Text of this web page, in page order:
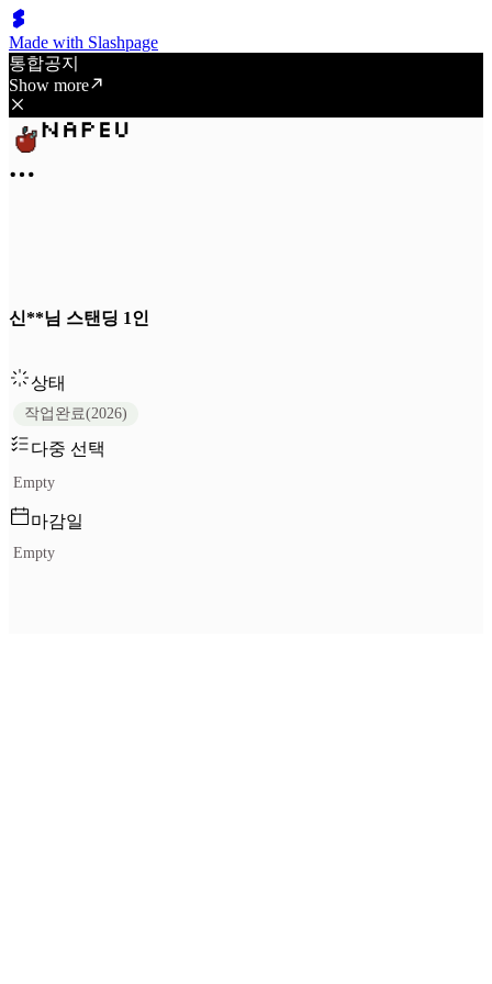
Made with Slashpage
통합공지
Show more
신**님 스탠딩 1인
상태
작업완료(2026)
다중 선택
Empty
마감일
Empty